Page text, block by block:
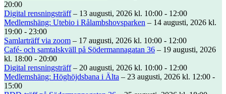
20:00
Digital rensningsträff– 13 augusti, 2026 kl. 10:00 - 12:00
Medlemshäng: Utebio i Rålambshovsparken – 14 augusti, 2026 kl.
19:00 - 23:00
Samlarträff via zoom – 17 augusti, 2026 kl. 10:00 - 12:00
Café- och samtalskväll på Södermannagatan 36 – 19 augusti, 2026
kl. 18:00 - 20:00
Digital rensningsträff– 20 augusti, 2026 kl. 10:00 - 12:00
Medlemshäng: Höghöjdsbana i Älta – 23 augusti, 2026 kl. 12:00 -
15:00